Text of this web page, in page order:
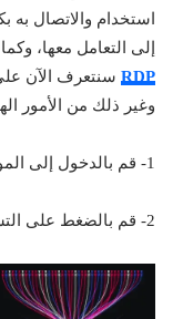
استخدام والاتصال به
إلى التعامل معها،
RDP سنتعرف الآن
وغير ذلك من الأمور
1- قم بالدخول إلى الموقع
2- قم بالضغط على التسجيل باستخدام البريد الإلكتروني.